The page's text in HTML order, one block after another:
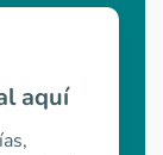
aquí